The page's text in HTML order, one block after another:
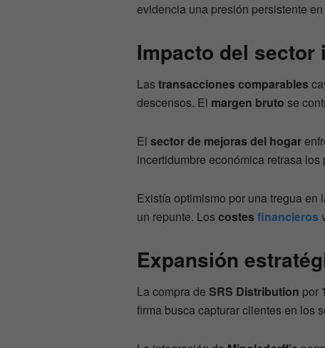
evidencia una presión persistente
Impacto del sector
Lastransacciones comparables
descensos. El margen bruto se
El sector de mejoras del hogar
incertidumbre económica retrasa
Existía optimismo por una tregua en
un repunte. Loscostes financieros
Expansión
La compra de SRS Distribution por
firma busca capturar clientes en los